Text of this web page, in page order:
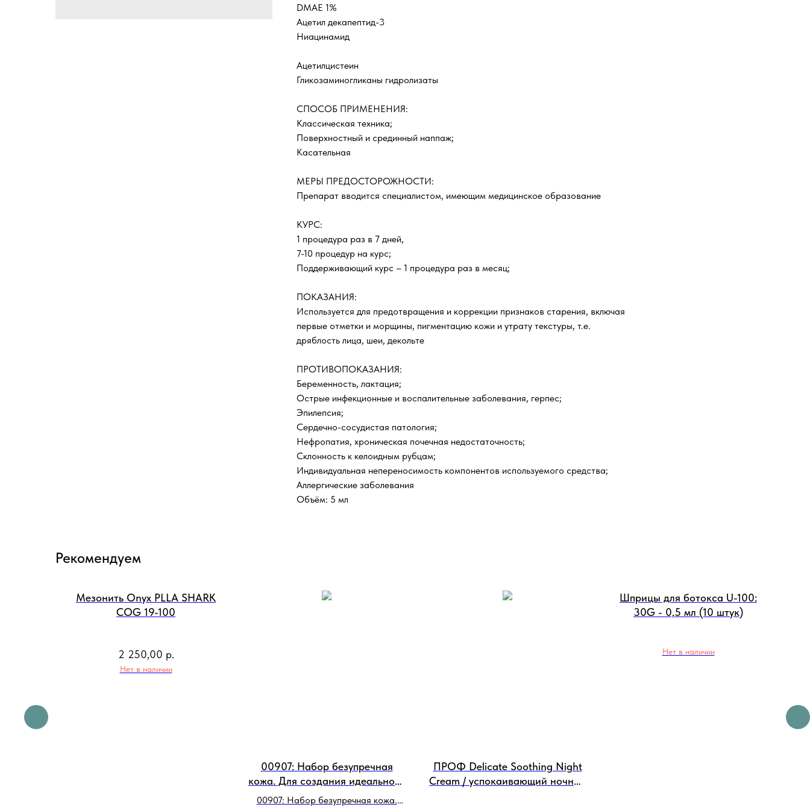
DMAE 1%
Ацетил декапептид-3
Ниацинамид
Ацетилцистеин
Гликозаминогликаны гидролизаты
СПОСОБ ПРИМЕНЕНИЯ:
Классическая техника;
Поверхностный и срединный наппаж;
Касательная
МЕРЫ ПРЕДОСТОРОЖНОСТИ:
Препарат вводится специалистом, имеющим медицинское образование
КУРС:
1 процедура раз в 7 дней,
7-10 процедур на курс;
Поддерживающий курс – 1 процедура раз в месяц;
ПОКАЗАНИЯ:
Используется для предотвращения и коррекции признаков старения, включая
первые отметки и морщины, пигментацию кожи и утрату текстуры, т.е.
дряблость лица, шеи, декольте
ПРОТИВОПОКАЗАНИЯ:
Беременность, лактация;
Острые инфекционные и воспалительные заболевания, герпес;
Эпилепсия;
Сердечно-сосудистая патология;
Нефропатия, хроническая почечная недостаточность;
Склонность к келоидным рубцам;
Индивидуальная непереносимость компонентов используемого средства;
Аллергические заболевания
Объём: 5 мл
Рекомендуем
Мезонить Onyx PLLA SHARK
COG 19-100
2 250,00 р.
Нет в наличии
00907: Набор безупречная
кожа. Для создания идеального
тона и антиэйдж эффекта
00907: Набор безупречная кожа.
ПРОФ Delicate Soothing Night
Cream / успокаивающий ночной
Шприцы для ботокса U-100:
30G - 0,5 мл (10 штук)
Нет в наличии